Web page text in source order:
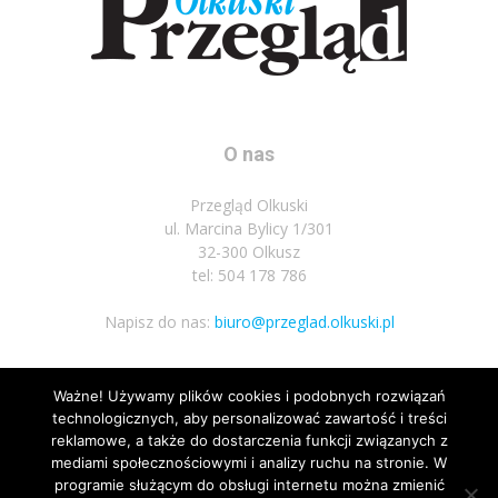
O nas
Przegląd Olkuski
ul. Marcina Bylicy 1/301
32-300 Olkusz
tel: 504 178 786
Napisz do nas: biuro@przeglad.olkuski.pl
Podążaj za nami
Ważne! Używamy plików cookies i podobnych rozwiązań
technologicznych, aby personalizować zawartość i treści
reklamowe, a także do dostarczenia funkcji związanych z
mediami społecznościowymi i analizy ruchu na stronie. W
programie służącym do obsługi internetu można zmienić